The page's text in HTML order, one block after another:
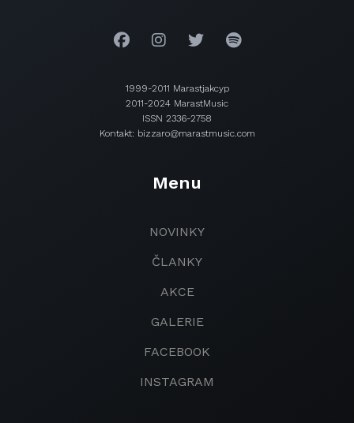
1999-2011 Marastjakcyp
2011-2024 MarastMusic
ISSN 2336-2758
Kontakt: bizzaro@marastmusic.com
Menu
NOVINKY
ČLANKY
AKCE
GALERIE
FACEBOOK
INSTAGRAM